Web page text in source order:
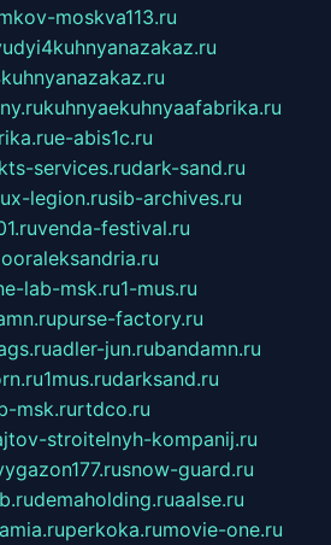
moskva113.ru
kuhnyaekuhnyaafabrika.ru
e-abis1c.ru
kts-services.rudark-sand.ru
x-legion.rusib-archives.ru
venda-festival.ru
lab-msk.ru1-mus.ru
purse-factory.ru
adler-jun.rubandamn.ru
1mus.rudarksand.ru
msk.rurtdco.ru
stroitelnyh-kompanij.ru
snow-guard.ru
demaholding.ruaalse.ru
perkoka.rumovie-one.ru